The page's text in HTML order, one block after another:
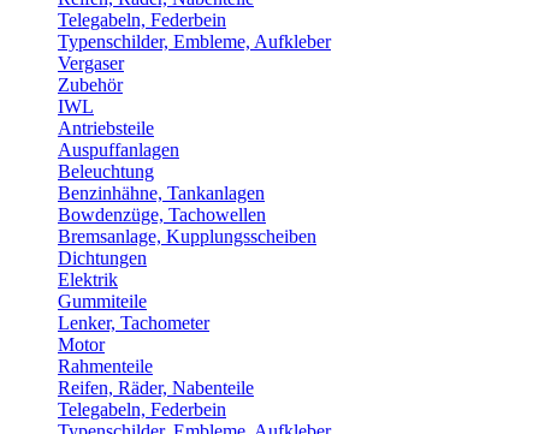
Telegabeln, Federbein
Typenschilder, Embleme, Aufkleber
Vergaser
Zubehör
IWL
Antriebsteile
Auspuffanlagen
Beleuchtung
Benzinhähne, Tankanlagen
Bowdenzüge, Tachowellen
Bremsanlage, Kupplungsscheiben
Dichtungen
Elektrik
Gummiteile
Lenker, Tachometer
Motor
Rahmenteile
Reifen, Räder, Nabenteile
Telegabeln, Federbein